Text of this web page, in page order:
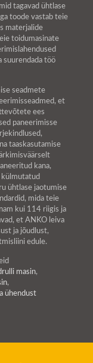
tagavad ühtlase
toode vastab teie
materjalide
toidumasinate
suurendada töö
seadmete
et
ees
paneerimisse
taaskasutamise
kana,
külmutatud
ühtlase jaotumise
mida teie
kui 114 riigis ja
et ANKO leiva
ja jõudlust,
edule.
masin,
,
ühendust